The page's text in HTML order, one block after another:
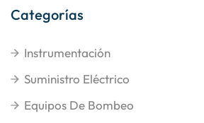
Categorías
Instrumentación
Suministro Eléctrico
Equipos De Bombeo